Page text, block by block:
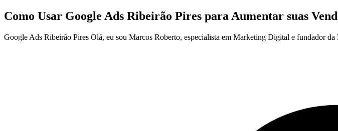
Como Usar Google Ads Ribeirão Pires para Aumentar suas
Google Ads Ribeirão Pires Olá, eu sou Marcos Roberto, especialista em Marketing Digital e fundador